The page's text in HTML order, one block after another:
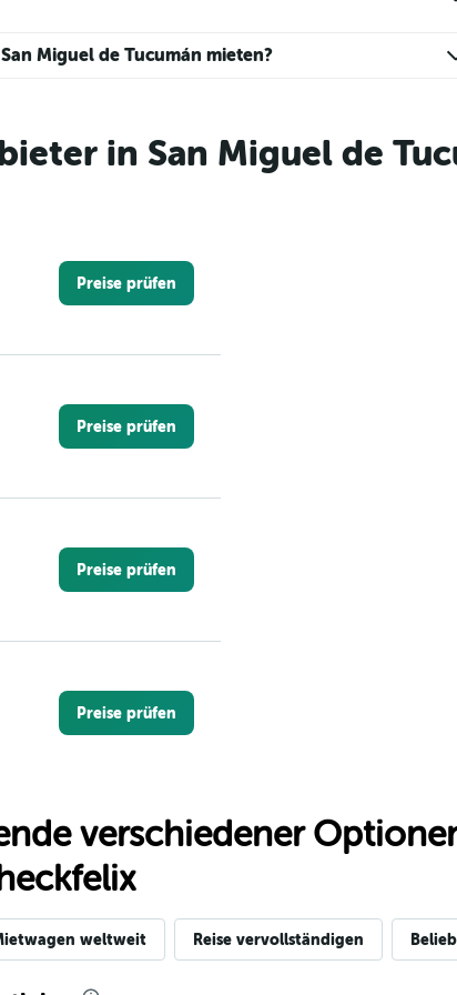
Miguel de Tucumán mieten?
in San Miguel de
Preise prüfen
Preise prüfen
Preise prüfen
Preise prüfen
verschiedener
weltweit Reise vervollständigen